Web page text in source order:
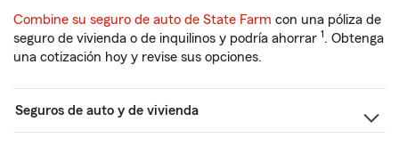
Combine su seguro de auto de State Farm con una póliza de
seguro de vivienda o de inquilinos y podría ahorrar 1. Obtenga
una cotización hoy y revise sus opciones.
Seguros de auto y de vivienda